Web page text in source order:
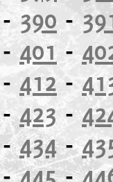
390 -
- 401 -
412 -
423-
434-
445-